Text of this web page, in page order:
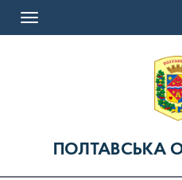
Toggle
ПОЛТАВСЬКА